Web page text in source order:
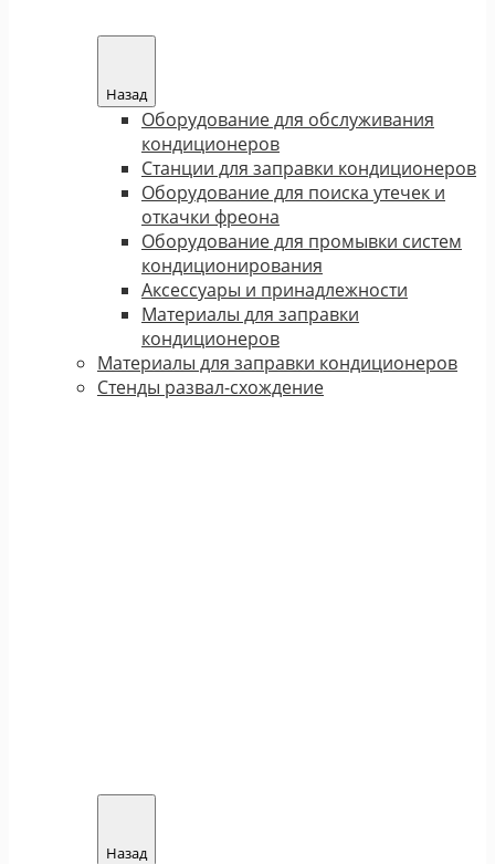
Назад
Оборудование для обслуживания
кондиционеров
Станции для заправки кондиционеров
Оборудование для поиска утечек и
откачки фреона
Оборудование для промывки систем
кондиционирования
Аксессуары и принадлежности
Материалы для заправки
кондиционеров
Материалы для заправки кондиционеров
Стенды развал-схождение
Назад